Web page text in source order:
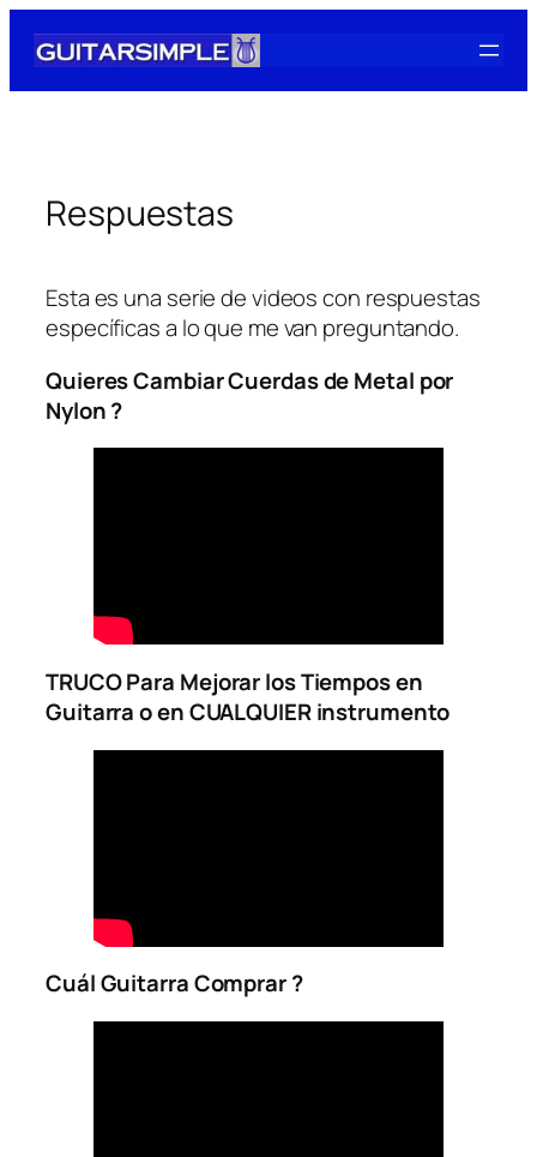
Respuestas
Esta es una serie de videos con respuestas
específicas a lo que me van preguntando.
Quieres Cambiar Cuerdas de Metal por
Nylon ?
TRUCO Para Mejorar los Tiempos en
Guitarra o en CUALQUIER instrumento
Cuál Guitarra Comprar ?